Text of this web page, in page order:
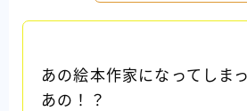
あの絵本作家になってしまっ
あの！？